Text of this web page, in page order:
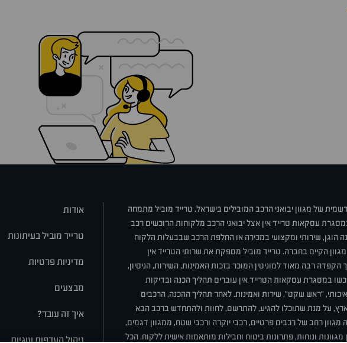
של מגוון יבואני הרכב המובילים בישראל. טרייד מוביל מתמחה
עסקאות טרייד אין אצל יבואני הרכב מלקוחות הרוכשים רכב
הוגן, שירותי ומקצועי במכירה או החלפת הרכב שבבעלות הלקוח
הקיים בחברה. טרייד מוביל מספקת את שרותי הטרייד אין
הקפדה רבה מאוד למוניטין המוכר בזכות האמינות, השירות, הניסיון,
במסגרת עסקאות הטרייד אין עוברים תהליך הכנה ובדיקות
איכותי, "ראש שקט", שירות ואמינות. לאחר תהליך ההכנה, הרכבים
על מנת שתוכלו להגיע, להתרשם, לחוות ולהתחדש ברכב הבא
מגוון רחב של רכבים פרטיים, רכבי יוקרה ורכבי שטח, ממגוון דגמים,
ונוחות, פתרונות ביטוח וחבילות מותאמות אישית ללקוח, הכל
אודות
טרייד מוביל בעיתונות
מדיניות פרטיות
מבצעים
איך זה עובד?
ניהול העדפות עוגיות